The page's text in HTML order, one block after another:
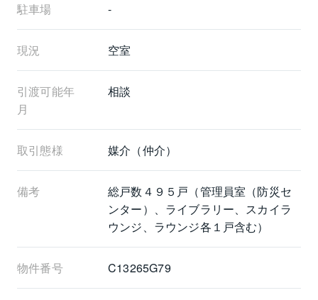
駐車場 -
現況 空室
引渡可能年
月
相談
取引態様 媒介（仲介）
備考
総戸数４９５戸（管理員室（防災セ
ンター）、ライブラリー、スカイラ
ウンジ、ラウンジ各１戸含む）
物件番号 C13265G79